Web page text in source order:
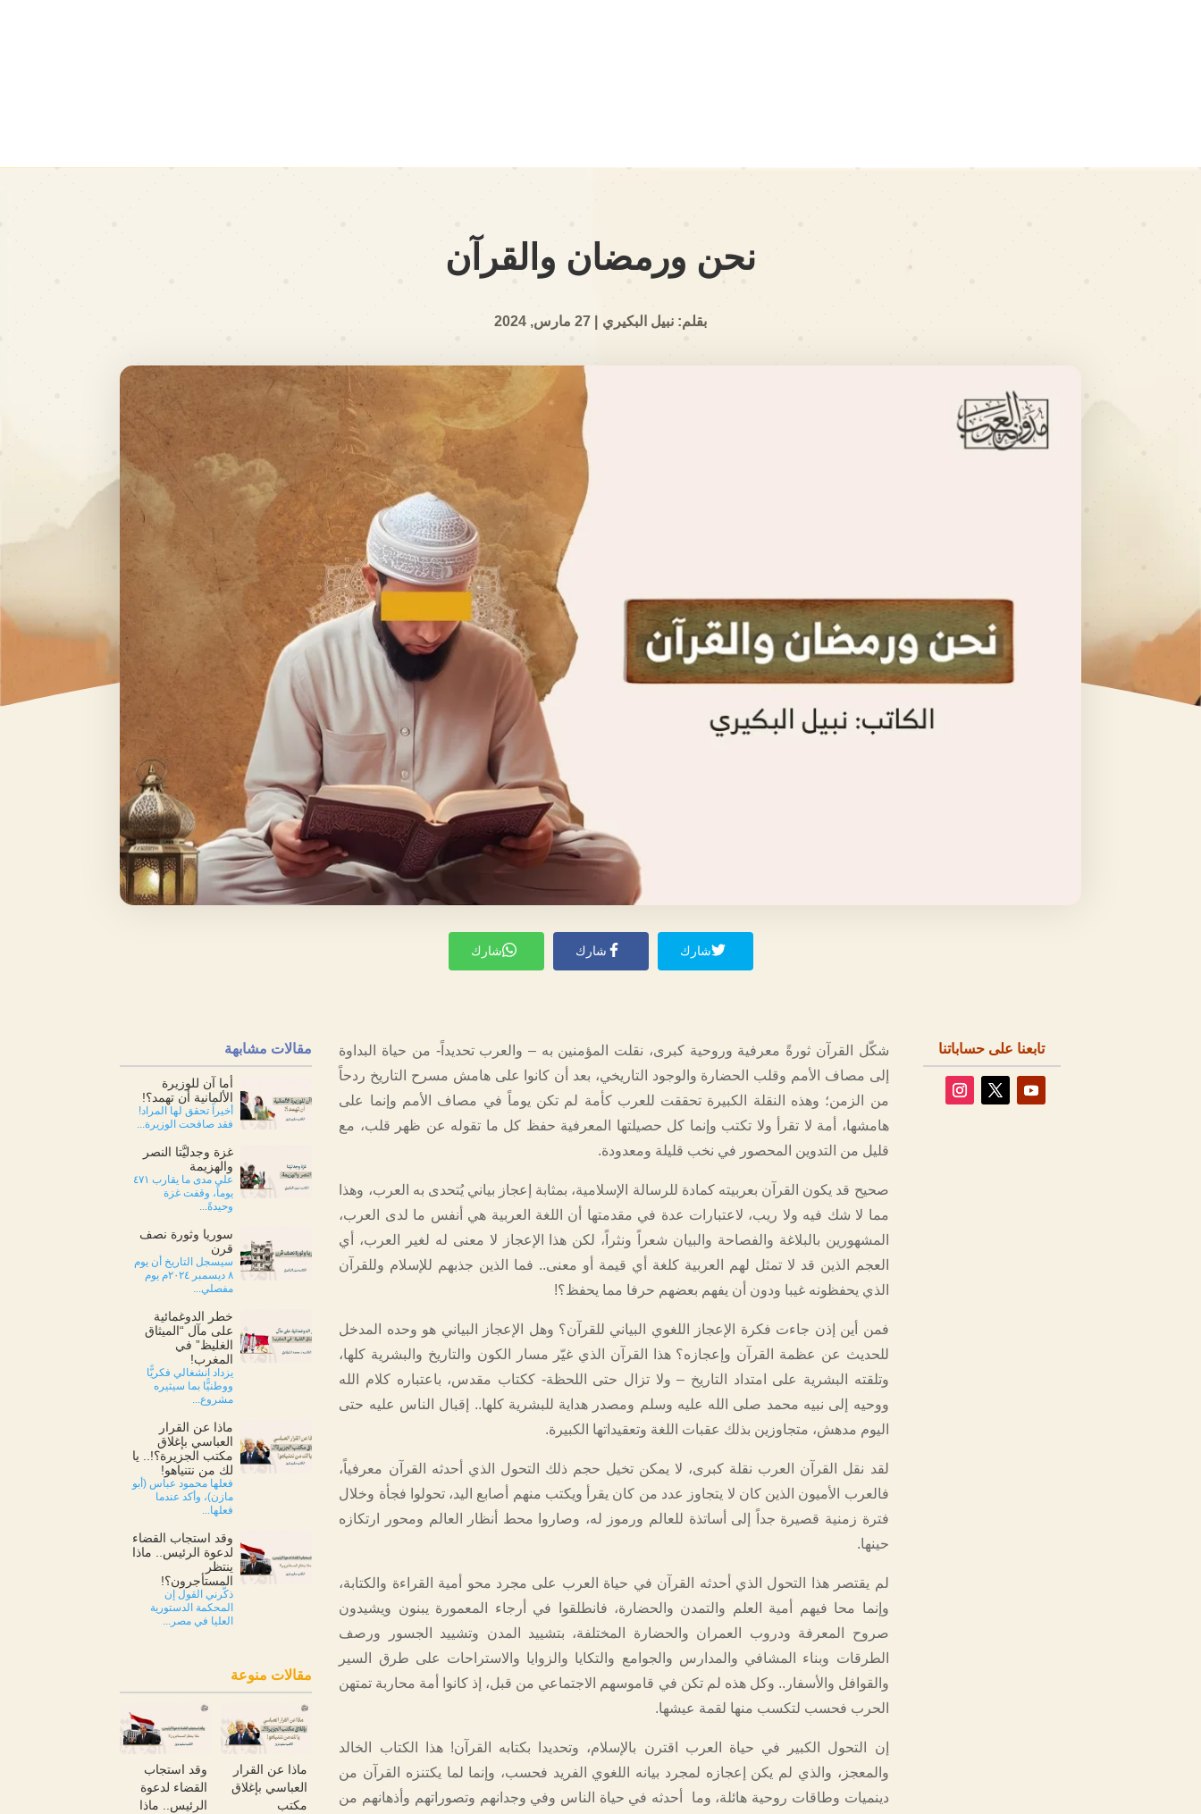
نحن ورمضان والقرآن
بقلم: نبيل البكيري
شارك شارك شارك
مقالات مشابهة
أما آن للوزيرة
الألمانية أن تهمد؟!
أخيراً تحقق لها المراد!
فقد صافحت الوزيرة...
غزة وجدليَّتا النصر
والهزيمة
على مدى ما يقارب ٤٧١
يوماً، وقفت غزة
وحيدةً...
سوريا وثورة نصف
قرن
سيسجل التاريخ أن يوم
٨ ديسمبر ٢٠٢٤م يوم
مفصلي...
خطر الدوغمائية
على مآل “الميثاق
الغليظ” في
المغرب!
يزداد انشغالي فكريًّا
ووطنيًّا بما سيثيره
مشروع...
ماذا عن القرار
العباسي بإغلاق
مكتب الجزيرة؟!.. يا
لك من نتنياهو!
فعلها محمود عباس (أبو
مازن)، وأكد عندما
فعلها...
وقد استجاب القضاء
لدعوة الرئيس.. ماذا
ينتظر
المستأجرون؟!
ذكّرني القول إن
المحكمة الدستورية
العليا في مصر...
مقالات منوعة
ماذا عن القرار
العباسي بإغلاق
مكتب
وقد استجاب
القضاء لدعوة
الرئيس.. ماذا
شكّل القرآن ثورةً معرفية وروحية كبرى، نقلت المؤمنين به – والعرب تحديداً- من حياة البداوة
إلى مصاف الأمم وقلب الحضارة والوجود التاريخي، بعد أن كانوا على هامش مسرح التاريخ ردحاً
من الزمن؛ وهذه النقلة الكبيرة تحققت للعرب كأمة لم تكن يوماً في مصاف الأمم وإنما على
هامشها، أمة لا تقرأ ولا تكتب وإنما كل حصيلتها المعرفية حفظ كل ما تقوله عن ظهر قلب، مع
قليل من التدوين المحصور في نخب قليلة ومعدودة.
صحيح قد يكون القرآن بعربيته كمادة للرسالة الإسلامية، بمثابة إعجاز بياني يُتحدى به العرب، وهذا
مما لا شك فيه ولا ريب، لاعتبارات عدة في مقدمتها أن اللغة العربية هي أنفس ما لدى العرب،
المشهورين بالبلاغة والفصاحة والبيان شعراً ونثراً، لكن هذا الإعجاز لا معنى له لغير العرب، أي
العجم الذين قد لا تمثل لهم العربية كلغة أي قيمة أو معنى.. فما الذين جذبهم للإسلام وللقرآن
الذي يحفظونه غيبا ودون أن يفهم بعضهم حرفا مما يحفظ؟!
فمن أين إذن جاءت فكرة الإعجاز اللغوي البياني للقرآن؟ وهل الإعجاز البياني هو وحده المدخل
للحديث عن عظمة القرآن وإعجازه؟ هذا القرآن الذي غيّر مسار الكون والتاريخ والبشرية كلها،
وتلقته البشرية على امتداد التاريخ – ولا تزال حتى اللحظة- ككتاب مقدس، باعتباره كلام الله
ووحيه إلى نبيه محمد صلى الله عليه وسلم ومصدر هداية للبشرية كلها.. إقبال الناس عليه حتى
اليوم مدهش، متجاوزين بذلك عقبات اللغة وتعقيداتها الكبيرة.
لقد نقل القرآن العرب نقلة كبرى، لا يمكن تخيل حجم ذلك التحول الذي أحدثه القرآن معرفياً،
فالعرب الأميون الذين كان لا يتجاوز عدد من كان يقرأ ويكتب منهم أصابع اليد، تحولوا فجأة وخلال
فترة زمنية قصيرة جداً إلى أساتذة للعالم ورموز له، وصاروا محط أنظار العالم ومحور ارتكازه
حينها.
لم يقتصر هذا التحول الذي أحدثه القرآن في حياة العرب على مجرد محو أمية القراءة والكتابة،
وإنما محا فيهم أمية العلم والتمدن والحضارة، فانطلقوا في أرجاء المعمورة يبنون ويشيدون
صروح المعرفة ودروب العمران والحضارة المختلفة، بتشييد المدن وتشييد الجسور ورصف
الطرقات وبناء المشافي والمدارس والجوامع والتكايا والزوايا والاستراحات على طرق السير
والقوافل والأسفار.. وكل هذه لم تكن في قاموسهم الاجتماعي من قبل، إذ كانوا أمة محاربة تمتهن
الحرب فحسب لتكسب منها لقمة عيشها.
إن التحول الكبير في حياة العرب اقترن بالإسلام، وتحديدا بكتابه القرآن! هذا الكتاب الخالد
والمعجز، والذي لم يكن إعجازه لمجرد بيانه اللغوي الفريد فحسب، وإنما لما يكتنزه القرآن من
دينميات وطاقات روحية هائلة، وما أحدثه في حياة الناس وفي وجدانهم وتصوراتهم وأذهانهم من
تابعنا على حساباتنا